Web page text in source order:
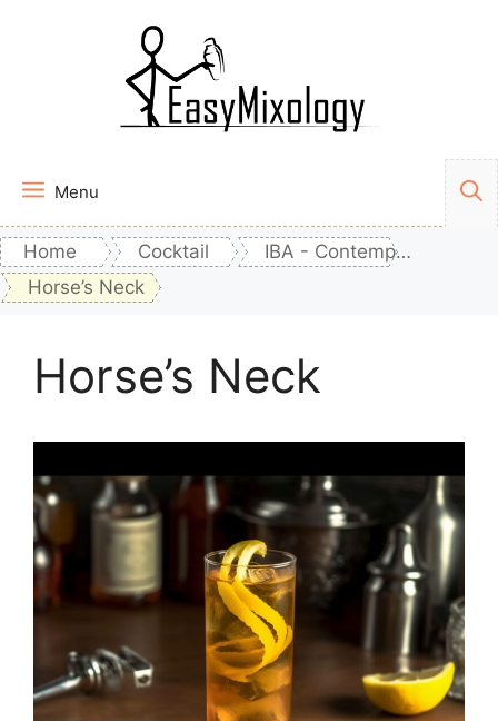
Menu
Home Cocktail
IBA - Contemporary Classics
Horse’s Neck
Horse’s Neck